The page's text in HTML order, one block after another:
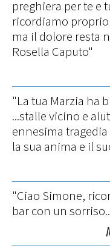
preghiera per te e
ricordiamo
ma il dolore resta
Rosella Caputo"
"La tua Marzia ha
...stalle vicino e
ennesima
la sua anima e il
"Ciao Simone,
bar con un